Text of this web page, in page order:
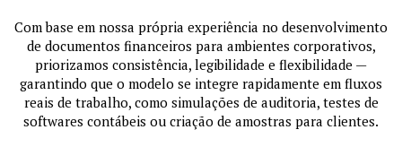
Com base em nossa própria experiência no desenvolvimento
de documentos financeiros para ambientes corporativos,
priorizamos consistência, legibilidade e flexibilidade —
garantindo que o modelo se integre rapidamente em fluxos
reais de trabalho, como simulações de auditoria, testes de
softwares contábeis ou criação de amostras para clientes.